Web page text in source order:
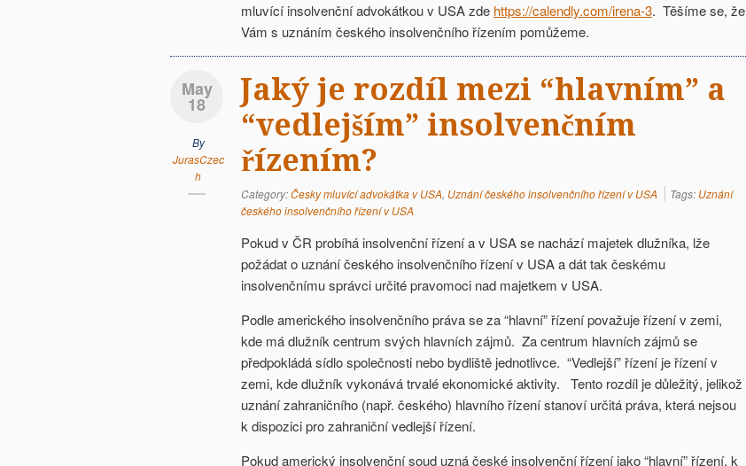
mluvící insolvenční advokátkou v USA zde https://calendly.com/irena-3. Těšíme se, že
Vám s uznáním českého insolvenčního řízením pomůžeme.
May
18
By
JurasCzec
h
Jaký je rozdíl mezi “hlavním” a
“vedlejším” insolvenčním
řízením?
Category:Česky mluvící advokátka v USA, Uznání českého insolvenčního řízení v USA Tags: Uznání
českého insolvenčního řízení v USA
Pokud v ČR probíhá insolvenční řízení a v USA se nachází majetek dlužníka, lže
požádat o uznání českého insolvenčního řízení v USA a dát tak českému
insolvenčnímu správci určité pravomoci nad majetkem v USA.
Podle amerického insolvenčního práva se za “hlavní” řízení považuje řízení v zemi,
kde má dlužník centrum svých hlavních zájmů. Za centrum hlavních zájmů se
předpokládá sídlo společnosti nebo bydliště jednotlivce. “Vedlejší” řízení je řízení v
zemi, kde dlužník vykonává trvalé ekonomické aktivity. Tento rozdíl je důležitý, jelikož
uznání zahraničního (např. českého) hlavního řízení stanoví určitá práva, která nejsou
k dispozici pro zahraniční vedlejší řízení.
Pokud americký insolvenční soud uzná české insolvenční řízení jako “hlavní” řízení, k